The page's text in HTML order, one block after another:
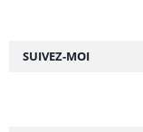
SUIVEZ-MOI